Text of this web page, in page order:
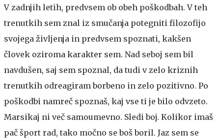
V zadnjih letih, predvsem ob obeh poškodbah. V teh
trenutkih sem znal iz smučanja potegniti filozofijo
svojega življenja in predvsem spoznati, kakšen
človek oziroma karakter sem. Nad seboj sem bil
navdušen, saj sem spoznal, da tudi v zelo kriznih
trenutkih odreagiram borbeno in zelo pozitivno. Po
poškodbi namreč spoznaš, kaj vse ti je bilo odvzeto.
Marsikaj ni več samoumevno. Sledi boj. Kolikor imaš
pač šport rad, tako močno se boš boril. Jaz sem se